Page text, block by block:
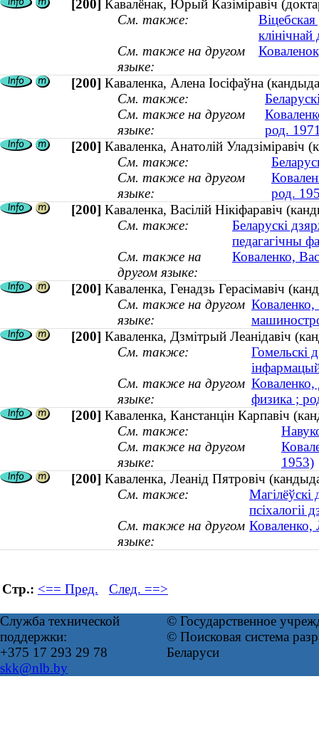
[200] Кавалёнак, Юрый Казіміравіч
См. также:
См. также на другом
языке:
[200] Каваленка, Алена Іосіфаўна
См. также:
См. также на другом
языке:
род.
[200] Каваленка, Анатолiй Уладзiмiравiч
См. также:
См. также на другом
языке:
род.
[200] Каваленка, Васілій Нікіфаравіч
См. также:
Беларускі
педагагічны
См. также на
другом языке:
Коваленко,
[200] Каваленка, Генадзь Герасімавіч
См. также на другом
языке:
Коваленко,
[200] Каваленка, Дзмітрый Леанідавіч
См. также:
Гомельскі
См. также на другом
языке:
физика ;
[200] Каваленка, Канстанцін Карпавіч
См. также:
См. также на другом
языке:
1953)
[200] Каваленка, Леанід Пятровіч
См. также:
Магілёўскі
псіхалогіі
См. также на другом
языке:
Коваленко,
Стр.: <== Пред. След. ==>
Служба технической
поддержки:
+375 17 293 29 78
skk@nlb.by
© Государственное
© Поисковая система
Беларуси